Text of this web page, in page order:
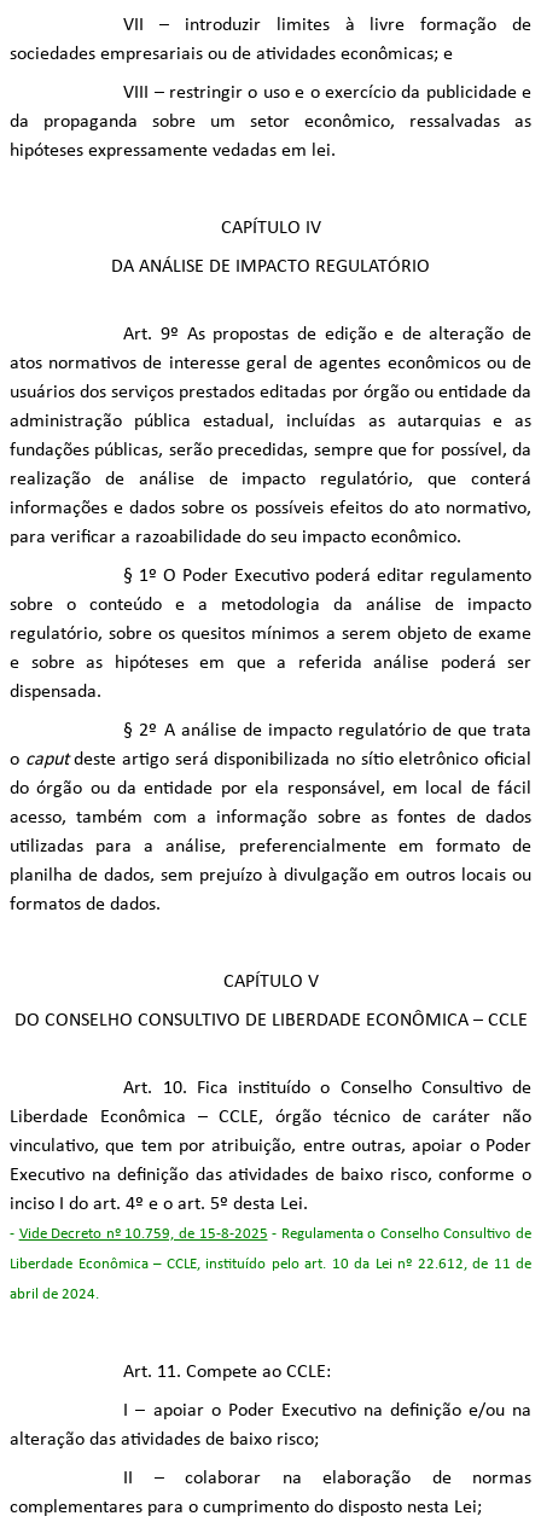
VII – introduzir limites à livre formação de
sociedades empresariais ou de atividades econômicas; e
VIII – restringir o uso e o exercício da publicidade e
da propaganda sobre um setor econômico, ressalvadas as
hipóteses expressamente vedadas em lei.
CAPÍTULO IV
DA ANÁLISE DE IMPACTO REGULATÓRIO
Art. 9º As propostas de edição e de alteração de
atos normativos de interesse geral de agentes econômicos ou de
usuários dos serviços prestados editadas por órgão ou entidade da
administração pública estadual, incluídas as autarquias e as
fundações públicas, serão precedidas, sempre que for possível, da
realização de análise de impacto regulatório, que conterá
informações e dados sobre os possíveis efeitos do ato normativo,
para verificar a razoabilidade do seu impacto econômico.
§ 1º O Poder Executivo poderá editar regulamento
sobre o conteúdo e a metodologia da análise de impacto
regulatório, sobre os quesitos mínimos a serem objeto de exame
e sobre as hipóteses em que a referida análise poderá ser
dispensada.
§ 2º A análise de impacto regulatório de que trata
o caputdeste artigo será disponibilizada no sítio eletrônico oficial
do órgão ou da entidade por ela responsável, em local de fácil
acesso, também com a informação sobre as fontes de dados
utilizadas para a análise, preferencialmente em formato de
planilha de dados, sem prejuízo à divulgação em outros locais ou
formatos de dados.
CAPÍTULO V
DO CONSELHO CONSULTIVO DE LIBERDADE ECONÔMICA – CCLE
Art. 10. Fica instituído o Conselho Consultivo de
Liberdade Econômica – CCLE, órgão técnico de caráter não
vinculativo, que tem por atribuição, entre outras, apoiar o Poder
Executivo na definição das atividades de baixo risco, conforme o
inciso I do art. 4º e o art. 5º desta Lei.
- Vide Decreto nº 10.759, de 15-8-2025 - Regulamenta o Conselho Consultivo de
Liberdade Econômica – CCLE, instituído pelo art. 10 da Lei nº 22.612, de 11 de
abril de 2024.
Art. 11. Compete ao CCLE:
I – apoiar o Poder Executivo na definição e/ou na
alteração das atividades de baixo risco;
II – colaborar na elaboração de normas
complementares para o cumprimento do disposto nesta Lei;